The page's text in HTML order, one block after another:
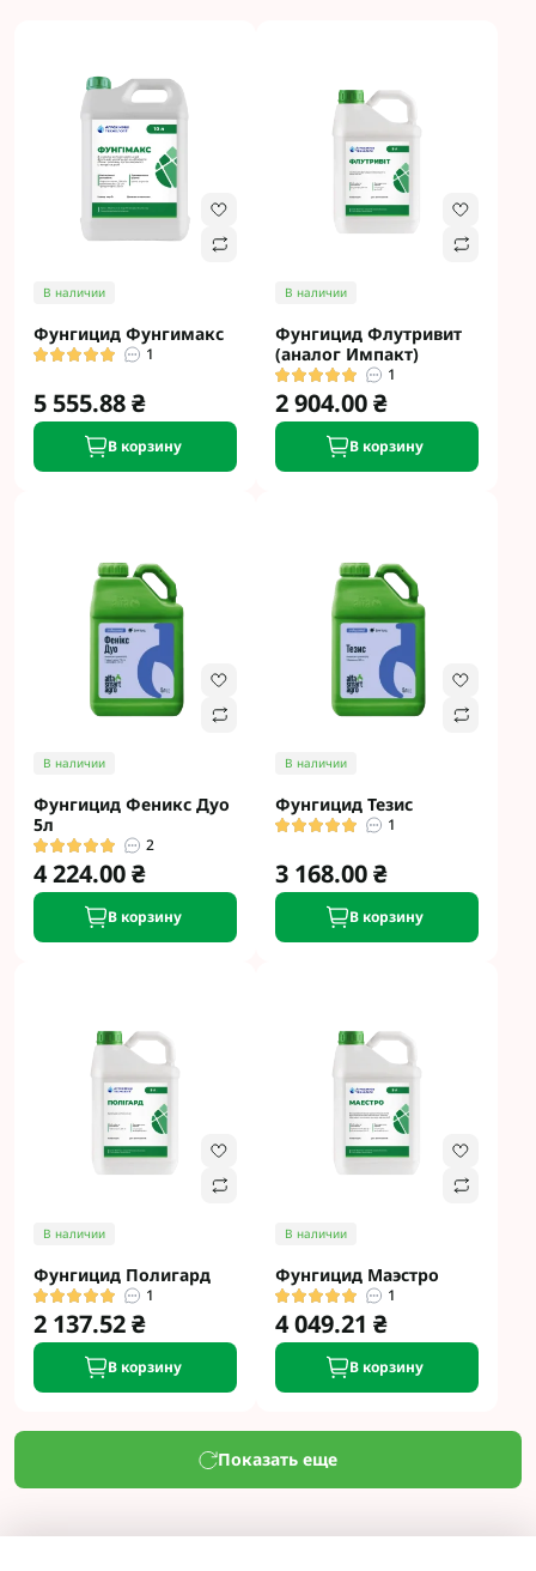
В наличии
Фунгицид Фунгимакс
1
5 555.88 ₴
В корзину
В наличии
Фунгицид Флутривит
(аналог Импакт)
1
2 904.00 ₴
В корзину
В наличии
Фунгицид Феникс Дуо
5л
2
4 224.00 ₴
В корзину
В наличии
Фунгицид Тезис
1
3 168.00 ₴
В корзину
В наличии
Фунгицид Полигард
1
2 137.52 ₴
В корзину
В наличии
Фунгицид Маэстро
1
4 049.21 ₴
В корзину
Показать еще